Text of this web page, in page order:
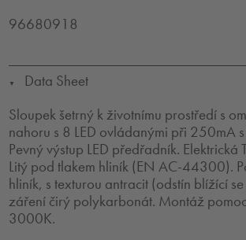
96680918
▼
Data Sheet
Sloupek šetrný k životnímu prostředí s
nahoru s 8 LED ovládanými při 250mA
Pevný výstup LED předřadník.
Litý pod tlakem hliník (EN AC-44300).
hliník, s texturou antracit (odstín blížící
záření čirý polykarbonát. Montáž
3000K.